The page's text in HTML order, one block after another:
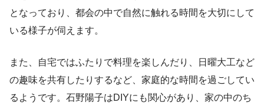
となっており、都会の中で自然に触れる時間を大切にして
いる様子が伺えます。
また、自宅ではふたりで料理を楽しんだり、日曜大工など
の趣味を共有したりするなど、家庭的な時間を過ごしてい
るようです。石野陽子はDIYにも関心があり、家の中のち